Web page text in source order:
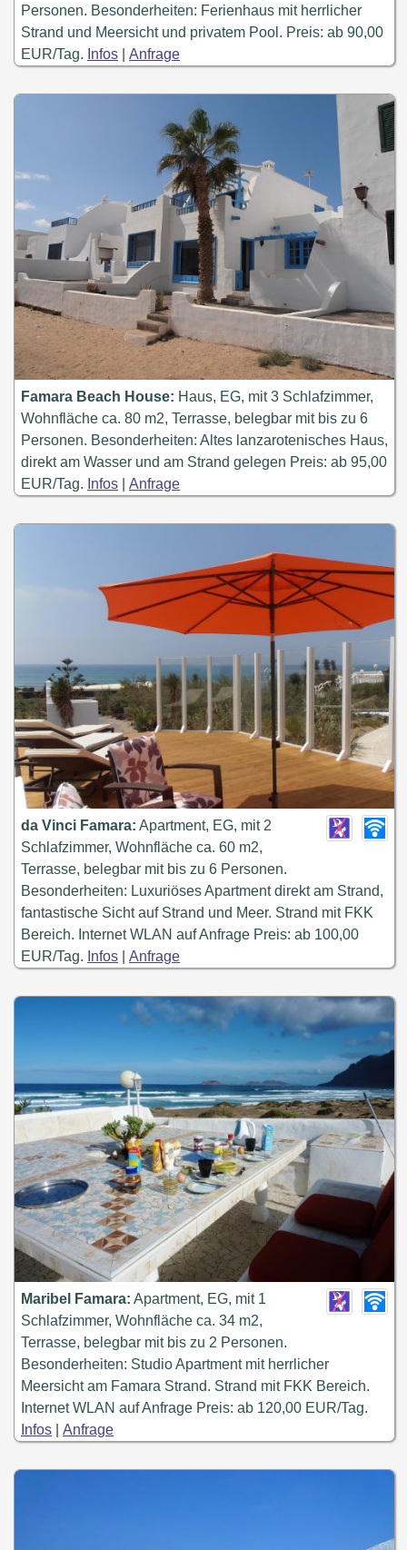
Personen. Besonderheiten: Ferienhaus mit herrlicher
Strand und Meersicht und privatem Pool. Preis: ab 90,00
EUR/Tag. Infos Anfrage
Famara Beach House: Haus, EG, mit 3 Schlafzimmer,
Wohnfläche ca. 80 m2, Terrasse, belegbar mit bis zu 6
Personen. Besonderheiten: Altes lanzarotenisches Haus,
direkt am Wasser und am Strand gelegen Preis: ab 95,00
EUR/Tag. Infos Anfrage
da Vinci Famara: Apartment, EG, mit 2
Schlafzimmer, Wohnfläche ca. 60 m2,
Terrasse, belegbar mit bis zu 6 Personen.
Besonderheiten: Luxuriöses Apartment direkt am Strand,
fantastische Sicht auf Strand und Meer. Strand mit FKK
Bereich. Internet WLAN auf Anfrage Preis: ab 100,00
EUR/Tag. Infos Anfrage
Maribel Famara: Apartment, EG, mit 1
Schlafzimmer, Wohnfläche ca. 34 m2,
Terrasse, belegbar mit bis zu 2 Personen.
Besonderheiten: Studio Apartment mit herrlicher
Meersicht am Famara Strand. Strand mit FKK Bereich.
Internet WLAN auf Anfrage Preis: ab 120,00 EUR/Tag.
Infos
Anfrage